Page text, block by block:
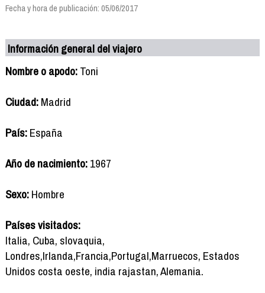
Fecha y hora de publicación: 05/06/2017
Información general del viajero
Nombre o apodo:Toni
Ciudad:Madrid
País:España
Año de nacimiento:1967
Sexo:Hombre
Países visitados:
Italia, Cuba, slovaquia,
Londres,Irlanda,Francia,Portugal,Marruecos, Estados
Unidos costa oeste, india rajastan, Alemania.